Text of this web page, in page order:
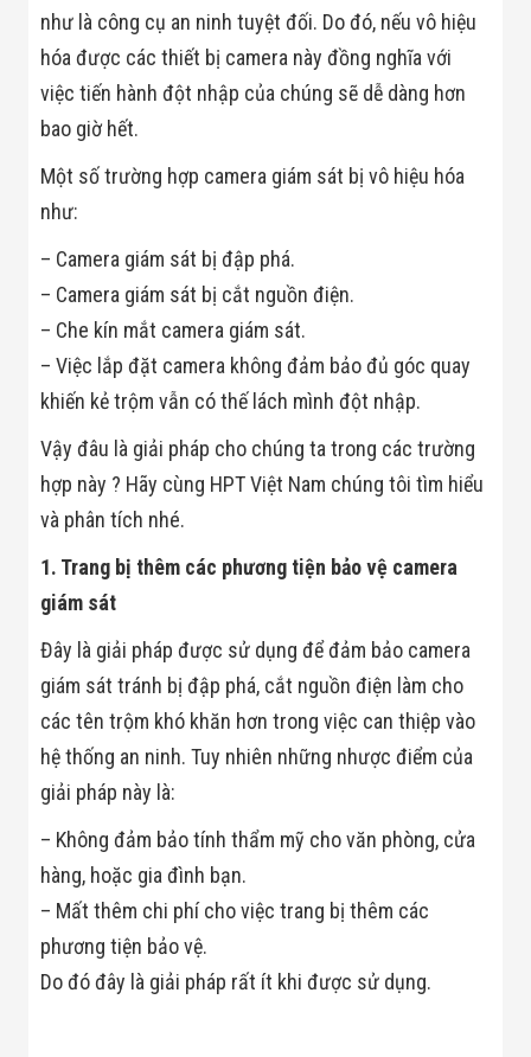
Minh
Sản Phẩm
THIẾT BỊ AN
NINH
Cổng Từ Siêu
Thị
Thân Nhiệt
CHUYÊN
Máy Dò Tạp
Chất
Màn Hình
Thiết Bị Chống
Máy Dò Kim
Loại Công
Thiết Bị Công
Nghệ Cao
Ống Nhòm
Căng - Sức
Khuyết Tật
Phẩm
Máy Kiểm Tra
như là công cụ an ninh tuyệt đối. Do đó, nếu vô hiệu
hóa được các thiết bị camera này đồng nghĩa với
việc tiến hành đột nhập của chúng sẽ dễ dàng hơn
bao giờ hết.
Một số trường hợp camera giám sát bị vô hiệu hóa
như:
– Camera giám sát bị đập phá.
– Camera giám sát bị cắt nguồn điện.
– Che kín mắt camera giám sát.
– Việc lắp đặt camera không đảm bảo đủ góc quay
khiến kẻ trộm vẫn có thế lách mình đột nhập.
Vậy đâu là giải pháp cho chúng ta trong các trường
hợp này ? Hãy cùng HPT Việt Nam chúng tôi tìm hiểu
và phân tích nhé.
1. Trang bị thêm các phương tiện bảo vệ camera
giám sát
Đây là giải pháp được sử dụng để đảm bảo camera
giám sát tránh bị đập phá, cắt nguồn điện làm cho
các tên trộm khó khăn hơn trong việc can thiệp vào
hệ thống an ninh. Tuy nhiên những nhược điểm của
giải pháp này là:
– Không đảm bảo tính thẩm mỹ cho văn phòng, cửa
hàng, hoặc gia đình bạn.
– Mất thêm chi phí cho việc trang bị thêm các
phương tiện bảo vệ.
Do đó đây là giải pháp rất ít khi được sử dụng.